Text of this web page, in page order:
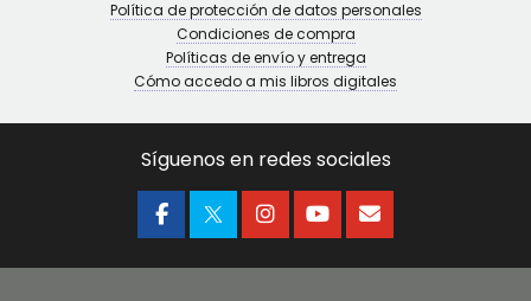
Política de protección de datos personales
Condiciones de compra
Políticas de envío y entrega
Cómo accedo a mis libros digitales
Síguenos en redes sociales